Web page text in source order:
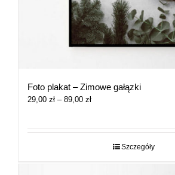
Foto plakat – Zimowe gałązki
29,00 zł – 89,00 złZakres
29,00 zł
Szczegóły